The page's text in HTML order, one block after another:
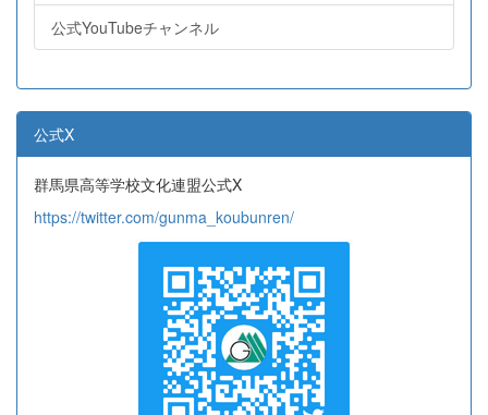
公式YouTubeチャンネル
公式X
群馬県高等学校文化連盟公式X
https://twitter.com/gunma_koubunren/